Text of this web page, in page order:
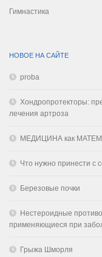
Гимнастика
НОВОЕ НА САЙТЕ
proba
Хондропротекторы:
лечения артроза
МЕДИЦИНА как
Что нужно принести с
Березовые почки
Нестероидные
применяющиеся при
Грыжа Шморля